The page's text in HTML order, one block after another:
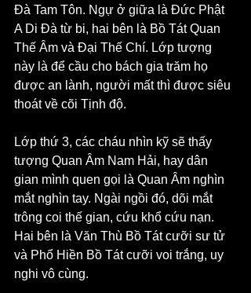
Đà Tam Tôn. Ngự ở giữa là Đức Phật
A Di Đà từ bi, hai bên là Bồ Tát Quan
Thế Âm và Đại Thế Chí. Lớp tượng
này là để cầu cho bách gia trăm họ
được an lành, người mất thì được siêu
thoát về cõi Tịnh độ.
Lớp thứ 3, các cháu nhìn kỹ sẽ thấy
tượng Quan Âm Nam Hải, hay dân
gian mình quen gọi là Quan Âm nghìn
mắt nghìn tay. Ngài ngồi đó, dõi mắt
trông coi thế gian, cứu khổ cứu nạn.
Hai bên là Văn Thù Bồ Tát cưỡi sư tử
và Phổ Hiền Bồ Tát cưỡi voi trắng, uy
nghi vô cùng.